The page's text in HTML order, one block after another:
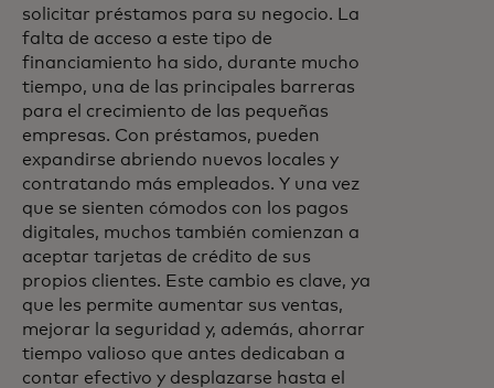
solicitar préstamos para su negocio. La
falta de acceso a este tipo de
financiamiento ha sido, durante mucho
tiempo, una de las principales barreras
para el crecimiento de las pequeñas
empresas. Con préstamos, pueden
expandirse abriendo nuevos locales y
contratando más empleados. Y una vez
que se sienten cómodos con los pagos
digitales, muchos también comienzan a
aceptar tarjetas de crédito de sus
propios clientes. Este cambio es clave, ya
que les permite aumentar sus ventas,
mejorar la seguridad y, además, ahorrar
tiempo valioso que antes dedicaban a
contar efectivo y desplazarse hasta el